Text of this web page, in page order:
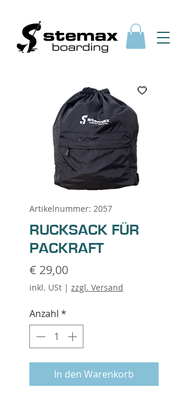
Artikelnummer: 2057
RUCKSACK FÜR
PACKRAFT
€ 29,00Preis
inkl. USt | zzgl. Versand
Anzahl *
In den Warenkorb